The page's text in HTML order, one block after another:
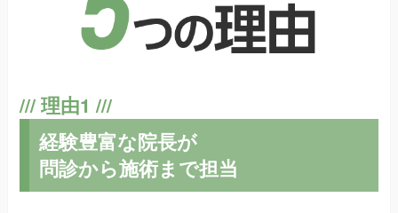
経験豊富な院長が
問診から施術まで担当